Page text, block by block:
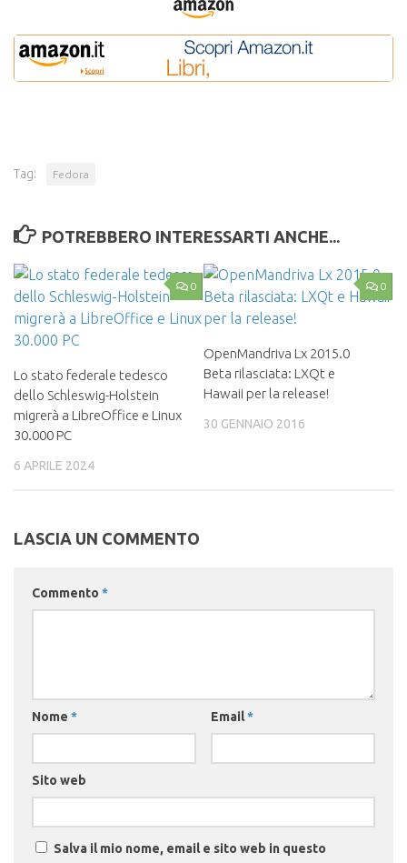
Tag: Fedora
POTREBBERO INTERESSARTI ANCHE...
0
Lo stato federale tedesco
dello Schleswig-Holstein
migrerà a LibreOffice e Linux
30.000 PC
6 APRILE 2024
0
OpenMandriva Lx 2015.0
Beta rilasciata: LXQt e
Hawaii per la release!
30 GENNAIO 2016
LASCIA UN COMMENTO
Commento *
Nome * Email*
Sito web
Salva il mio nome, email e sito web in questo